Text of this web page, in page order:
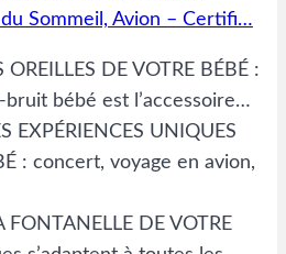
Sommeil, Avion – Certifi…
OREILLES DE VOTRE BÉBÉ :
bébé est l’accessoire…
EXPÉRIENCES UNIQUES
: concert, voyage en avion,
FONTANELLE DE VOTRE